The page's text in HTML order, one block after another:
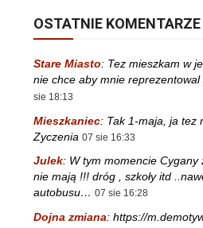
OSTATNIE KOMENTARZE
Stare Miasto: Tez mieszkam w
nie chce aby mnie
sie 18:13
Mieszkaniec: Tak 1-maja, ja tez
Zyczenia 07 sie 16:33
Julek: W tym momencie
nie mają !!! dróg , szkoły itd
autobusu… 07 sie 16:28
Dojna zmiana: https://